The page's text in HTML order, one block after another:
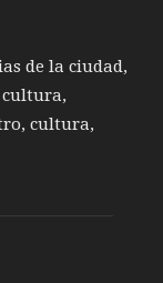
de la ciudad,
cultura,
cultura,